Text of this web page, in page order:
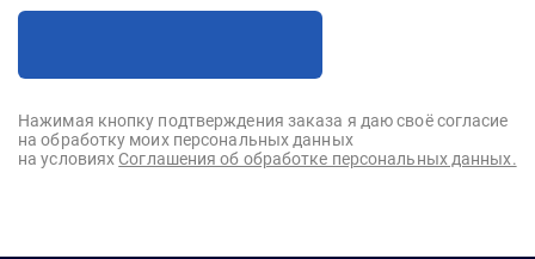
Нажимая кнопку подтверждения заказа я даю своё согласие
на обработку моих персональных данных
на условиях Соглашения об обработке персональных данных.